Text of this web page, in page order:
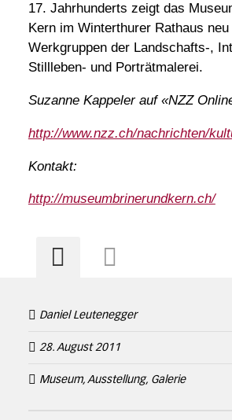
17. Jahrhunderts zeigt das
Kern im Winterthurer Rathaus
Werkgruppen der Landschafts-,
Stillleben- und Porträtmalerei.
Suzanne Kappeler auf «NZZ
http://www.nzz.ch/nachrichten/
Kontakt:
http://museumbrinerundkern.ch/
Daniel Leutenegger
28. August 2011
Museum, Ausstellung, Galerie